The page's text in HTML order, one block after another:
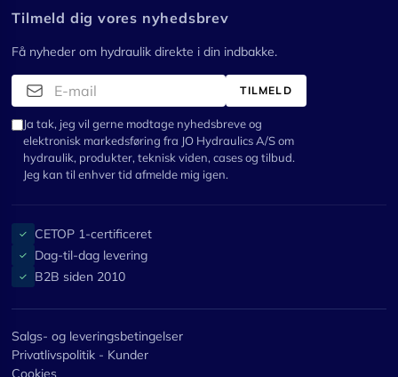
Tilmeld dig vores nyhedsbrev
Få nyheder om hydraulik direkte i din indbakke.
TILMELD
Ja tak, jeg vil gerne modtage nyhedsbreve og
elektronisk markedsføring fra JO Hydraulics A/S om
hydraulik, produkter, teknisk viden, cases og tilbud.
Jeg kan til enhver tid afmelde mig igen.
✓ CETOP 1-certificeret
✓ Dag-til-dag levering
✓ B2B siden 2010
Salgs- og leveringsbetingelser
Privatlivspolitik - Kunder
Cookies